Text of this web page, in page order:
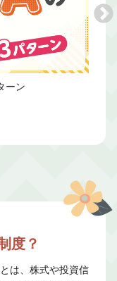
ーン
度？
は、株式や投資信